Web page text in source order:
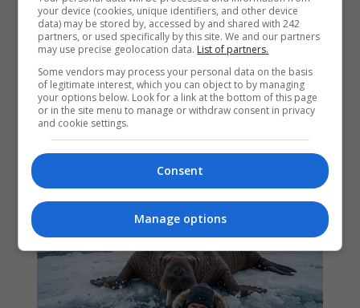
your device (cookies, unique identifiers, and other device
data) may be stored by, accessed by and shared with 242
partners, or used specifically by this site. We and our partners
may use precise geolocation data. List of partners.
Some vendors may process your personal data on the basis
of legitimate interest, which you can object to by managing
your options below. Look for a link at the bottom of this page
or in the site menu to manage or withdraw consent in privacy
and cookie settings.
Consent
Manage options